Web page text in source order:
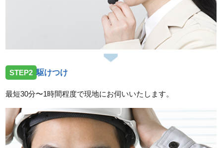
岡山県赤磐市上仁保へ屋外給水の水漏れ修理作業に伺
岡山県備前市香登西に台所蛇口交換作業に伺いまし
た。
2026/07/25
岡山県倉敷市玉島長尾にトイレ詰まり除去作業に伺い
ました。
STEP2 駆けつけ
最短30分〜1時間程度で現地にお伺いいたします。